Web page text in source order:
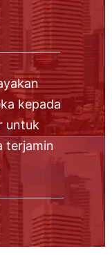
kepada
untuk
terjamin